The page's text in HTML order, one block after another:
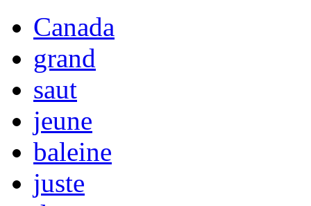
Canada
grand
saut
jeune
baleine
juste